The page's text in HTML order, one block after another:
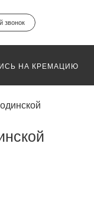
звонок
НА КРЕМАЦИЮ